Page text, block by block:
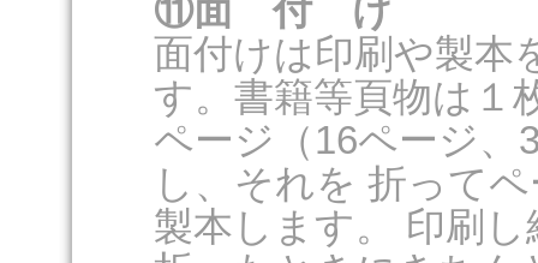
⑪面 付 け
面付けは印刷や製本
す。書籍等頁物は１
ページ（16ページ、
し、それを 折って
製本します。 印刷